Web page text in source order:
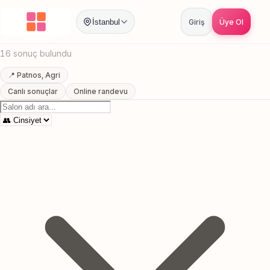
İstanbul Giriş Üye Ol
Anasayfa / Agri Patnos Pazar Acik Kuafor
Patnos, Agri Pazar Acik Kuafor
16 sonuç bulundu
📍 Patnos, Agri
Canlı sonuçlar
Online randevu